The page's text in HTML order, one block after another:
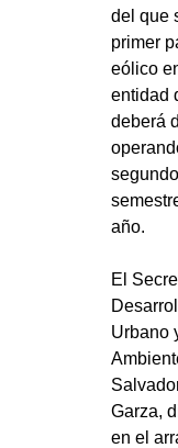
del que
primer
eólico
entidad
deberá
segundo
año.
El
Urbano
Garza,
en el